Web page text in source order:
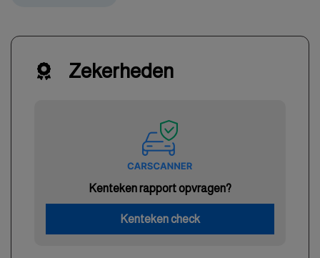
Zekerheden
Kenteken rapport opvragen?
Kenteken check